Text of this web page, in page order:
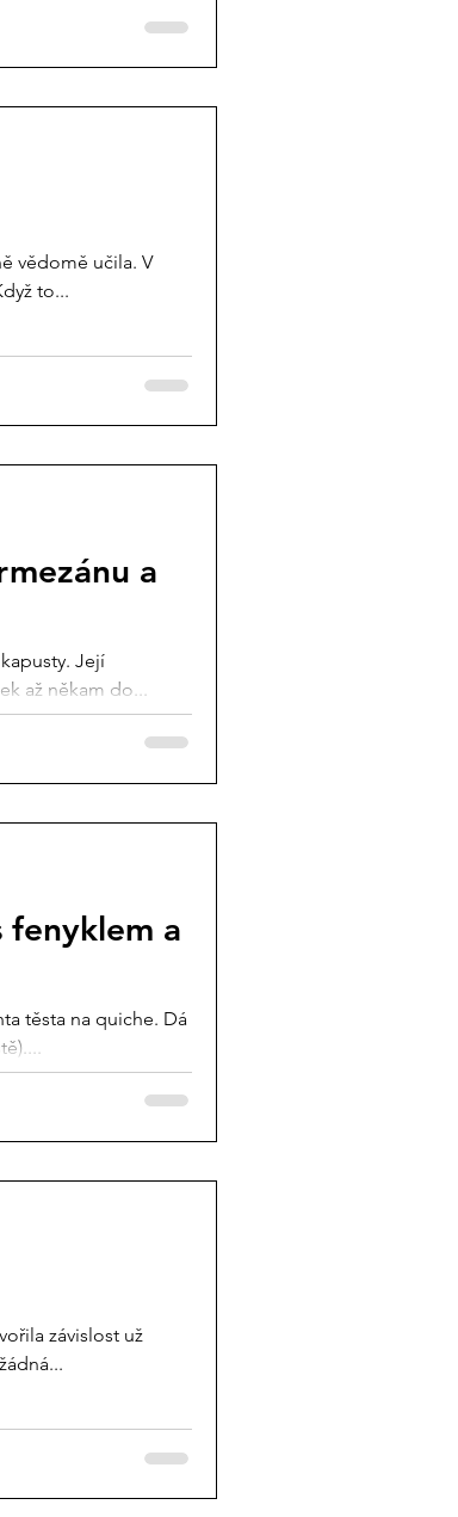
vědomě učila. V
to...
a
Její
až někam do...
fenyklem a
těsta na quiche. Dá
závislost už